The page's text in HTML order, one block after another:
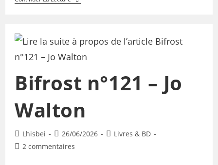
Bifrost n°121 – Jo
Walton
Lhisbei 26/06/2026
Livres & BD
2 commentaires